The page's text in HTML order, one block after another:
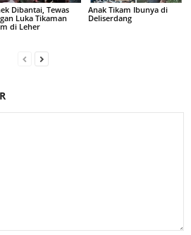
Dibantai, Tewas
Luka Tikaman
di Leher
Anak Tikam Ibunya di
Deliserdang